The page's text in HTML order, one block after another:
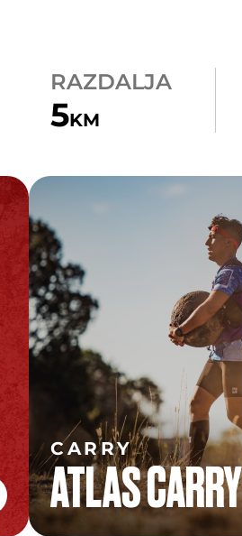
RAZDALJA
5KM
ATLAS CARRY
CARRY
ATLAS CARRY